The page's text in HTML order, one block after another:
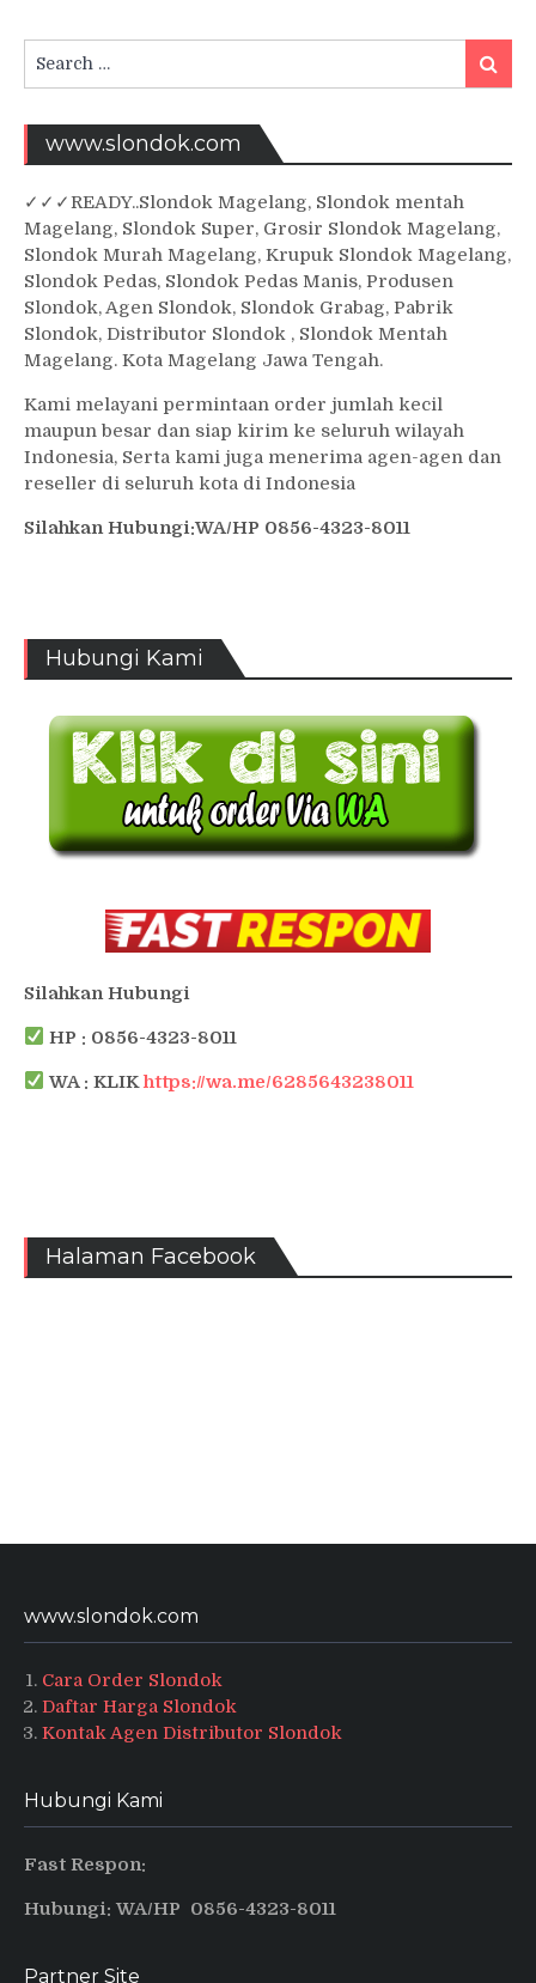
for:
Search
www.slondok.com
✓ ✓✓READY..Slondok Magelang, Slondok mentah
Magelang, Slondok Super, Grosir Slondok Magelang,
Slondok Murah Magelang, Krupuk Slondok Magelang,
Slondok Pedas, Slondok Pedas Manis, Produsen
Slondok, Agen Slondok, Slondok Grabag, Pabrik
Slondok, Distributor Slondok , Slondok Mentah
Magelang. Kota Magelang Jawa Tengah.
Kami melayani permintaan order jumlah kecil
maupun besar dan siap kirim ke seluruh wilayah
Indonesia, Serta kami juga menerima agen-agen dan
reseller di seluruh kota di Indonesia
Silahkan Hubungi:WA/HP 0856-4323-8011
Hubungi Kami
Silahkan Hubungi
HP : 0856-4323-8011
WA : KLIKhttps://wa.me/6285643238011
Halaman Facebook
www.slondok.com
Cara Order Slondok
Daftar Harga Slondok
Kontak Agen Distributor Slondok
Hubungi Kami
Fast Respon:
Hubungi: WA/HP 0856-4323-8011
Partner Site